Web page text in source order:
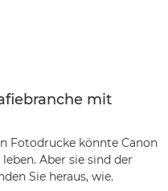
mit
Fotodrucke könnte Canon
Aber sie sind der
Sie heraus, wie.